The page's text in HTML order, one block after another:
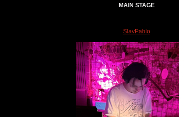
MAIN STAGE
SlavPablo